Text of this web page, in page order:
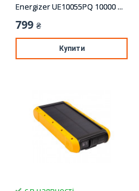
Energizer UE10055PQ 10000 ...
799 ₴
Купити